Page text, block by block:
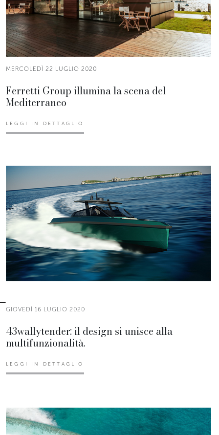
MERCOLEDÌ 22 LUGLIO 2020
Ferretti Group illumina la scena del
Mediterraneo
LEGGI IN DETTAGLIO
GIOVEDÌ 16 LUGLIO 2020
43wallytender: il design si unisce alla
multifunzionalità.
LEGGI IN DETTAGLIO